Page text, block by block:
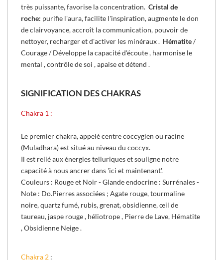
très puissante, favorise la concentration. Cristal de
roche: purifie l'aura, facilite l'inspiration, augmente le don
de clairvoyance, accroît la communication, pouvoir de
nettoyer, recharger et d'activer les minéraux . Hématite/
Courage / Développe la capacité d'écoute , harmonise le
mental , contrôle de soi , apaise et détend .
SIGNIFICATION DES CHAKRAS
Chakra 1 :
Le premier chakra, appelé centre coccygien ou racine
(Muladhara) est situé au niveau du coccyx.
Il est relié aux énergies telluriques et souligne notre
capacité à nous ancrer dans 'ici et maintenant'.
Couleurs : Rouge et Noir - Glande endocrine : Surrénales -
Note : Do.Pierres associées ; Agate rouge, tourmaline
noire, quartz fumé, rubis, grenat, obsidienne, œil de
taureau, jaspe rouge, héliotrope , Pierre de Lave, Hématite
, Obsidienne Neige .
Chakra 2: